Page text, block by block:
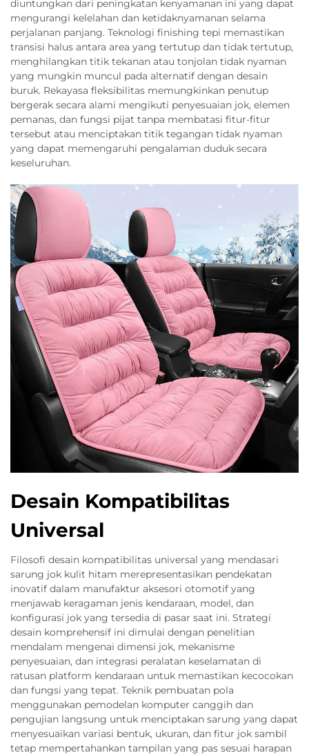
diuntungkan dari peningkatan kenyamanan ini yang dapat
mengurangi kelelahan dan ketidaknyamanan selama
perjalanan panjang. Teknologi finishing tepi memastikan
transisi halus antara area yang tertutup dan tidak tertutup,
menghilangkan titik tekanan atau tonjolan tidak nyaman
yang mungkin muncul pada alternatif dengan desain
buruk. Rekayasa fleksibilitas memungkinkan penutup
bergerak secara alami mengikuti penyesuaian jok, elemen
pemanas, dan fungsi pijat tanpa membatasi fitur-fitur
tersebut atau menciptakan titik tegangan tidak nyaman
yang dapat memengaruhi pengalaman duduk secara
keseluruhan.
Desain Kompatibilitas
Universal
Filosofi desain kompatibilitas universal yang mendasari
sarung jok kulit hitam merepresentasikan pendekatan
inovatif dalam manufaktur aksesori otomotif yang
menjawab keragaman jenis kendaraan, model, dan
konfigurasi jok yang tersedia di pasar saat ini. Strategi
desain komprehensif ini dimulai dengan penelitian
mendalam mengenai dimensi jok, mekanisme
penyesuaian, dan integrasi peralatan keselamatan di
ratusan platform kendaraan untuk memastikan kecocokan
dan fungsi yang tepat. Teknik pembuatan pola
menggunakan pemodelan komputer canggih dan
pengujian langsung untuk menciptakan sarung yang dapat
menyesuaikan variasi bentuk, ukuran, dan fitur jok sambil
tetap mempertahankan tampilan yang pas sesuai harapan